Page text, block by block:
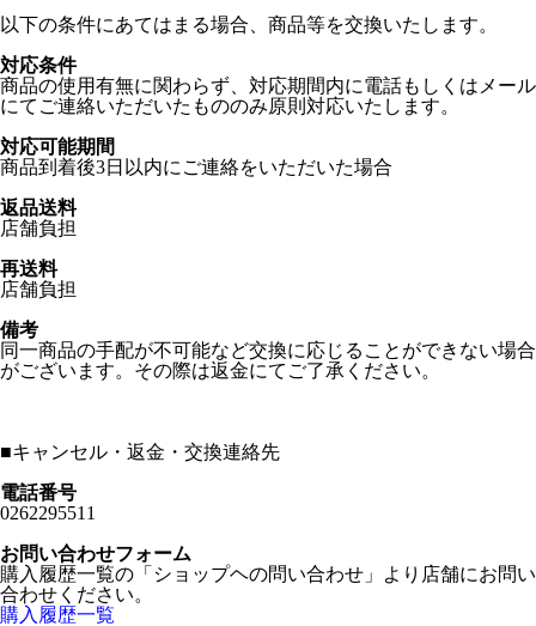
以下の条件にあてはまる場合、商品等を交換いたします。
対応条件
商品の使用有無に関わらず、対応期間内に電話もしくはメール
にてご連絡いただいたもののみ原則対応いたします。
対応可能期間
商品到着後3日以内にご連絡をいただいた場合
返品送料
店舗負担
再送料
店舗負担
備考
同一商品の手配が不可能など交換に応じることができない場合
がございます。その際は返金にてご了承ください。
■キャンセル・返金・交換連絡先
電話番号
0262295511
お問い合わせフォーム
購入履歴一覧の「ショップヘの問い合わせ」より店舗にお問い
合わせください。
購入履歴一覧